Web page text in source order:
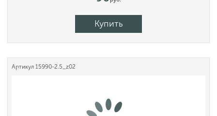
Купить
Артикул 15990-2.5_z02